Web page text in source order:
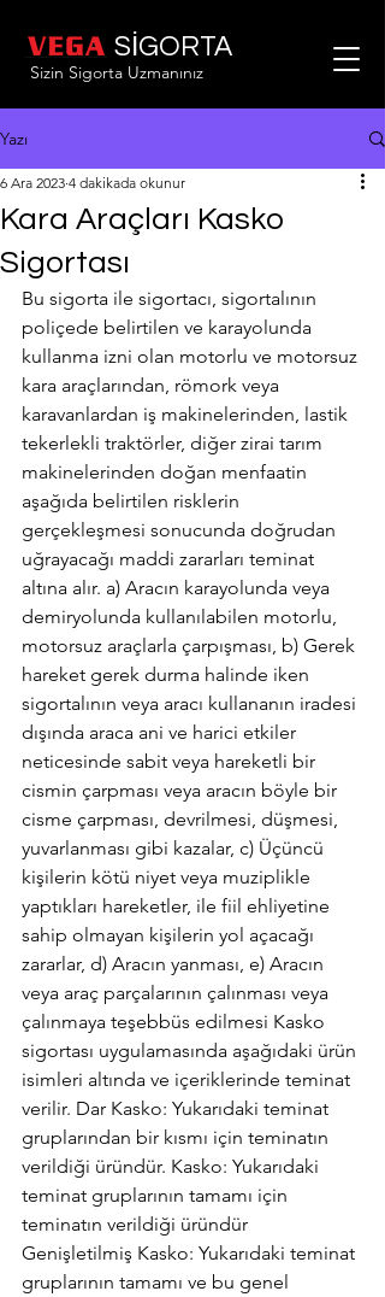
SİGORTA
Sizin Sigorta Uzmanınız
Yazı
Kara Araçları Kasko
Sigortası
6 Ara 2023 4 dakikada okunur
Bu sigorta ile sigortacı, sigortalının
poliçede belirtilen ve karayolunda
kullanma izni olan motorlu ve motorsuz
kara araçlarından, römork veya
karavanlardan iş makinelerinden, lastik
tekerlekli traktörler, diğer zirai tarım
makinelerinden doğan menfaatin
aşağıda belirtilen risklerin
gerçekleşmesi sonucunda doğrudan
uğrayacağı maddi zararları teminat
altına alır. a) Aracın karayolunda veya
demiryolunda kullanılabilen motorlu,
motorsuz araçlarla çarpışması, b) Gerek
hareket gerek durma halinde iken
sigortalının veya aracı kullananın iradesi
dışında araca ani ve harici etkiler
neticesinde sabit veya hareketli bir
cismin çarpması veya aracın böyle bir
cisme çarpması, devrilmesi, düşmesi,
yuvarlanması gibi kazalar, c) Üçüncü
kişilerin kötü niyet veya muziplikle
yaptıkları hareketler, ile fiil ehliyetine
sahip olmayan kişilerin yol açacağı
zararlar, d) Aracın yanması, e) Aracın
veya araç parçalarının çalınması veya
çalınmaya teşebbüs edilmesi Kasko
sigortası uygulamasında aşağıdaki ürün
isimleri altında ve içeriklerinde teminat
verilir. Dar Kasko: Yukarıdaki teminat
gruplarından bir kısmı için teminatın
verildiği üründür. Kasko: Yukarıdaki
teminat gruplarının tamamı için
teminatın verildiği üründür
Genişletilmiş Kasko: Yukarıdaki teminat
gruplarının tamamı ve bu genel